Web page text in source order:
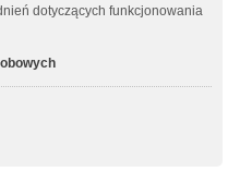
dotyczących funkcjonowania